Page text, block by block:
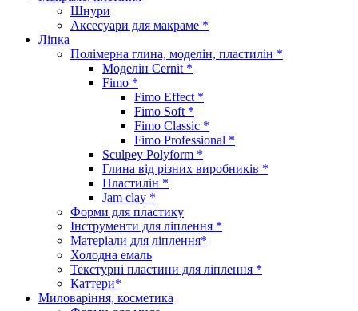
Шнури
Аксесуари для макраме *
Ліпка
Полімерна глина, моделін, пластилін *
Моделін Cernit *
Fimo *
Fimo Effect *
Fimo Soft *
Fimo Classic *
Fimo Professional *
Sculpey Polyform *
Глина від різних виробників *
Пластилін *
Jam clay *
Форми для пластику
Інструменти для ліплення *
Матеріали для ліплення*
Холодна емаль
Текстурні пластини для ліплення *
Каттери*
Миловаріння, косметика